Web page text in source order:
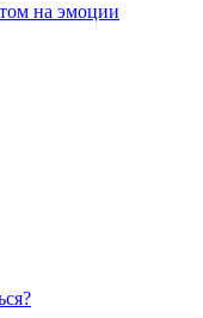
на эмоции